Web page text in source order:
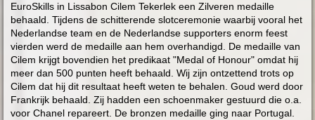
EuroSkills in Lissabon Cilem Tekerlek een Zilveren medaille
behaald. Tijdens de schitterende slotceremonie waarbij vooral het
Nederlandse team en de Nederlandse supporters enorm feest
vierden werd de medaille aan hem overhandigd. De medaille van
Cilem krijgt bovendien het predikaat "Medal of Honour" omdat hij
meer dan 500 punten heeft behaald. Wij zijn ontzettend trots op
Cilem dat hij dit resultaat heeft weten te behalen. Goud werd door
Frankrijk behaald. Zij hadden een schoenmaker gestuurd die o.a.
voor Chanel repareert. De bronzen medaille ging naar Portugal.